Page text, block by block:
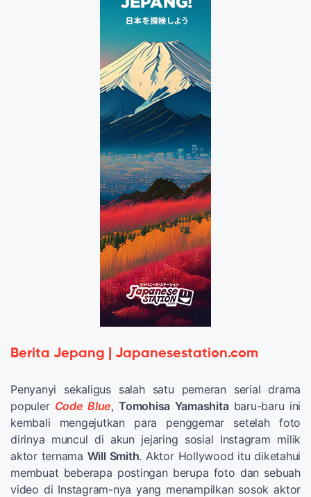
Berita Jepang | Japanesestation.com
Penyanyi sekaligus salah satu pemeran serial drama
populer Code Blue,Tomohisa Yamashitabaru-baru ini
kembali mengejutkan para penggemar setelah foto
dirinya muncul di akun jejaring sosial Instagram milik
aktor ternama Will Smith. Aktor Hollywood itu diketahui
membuat beberapa postingan berupa foto dan sebuah
video di Instagram-nya yang menampilkan sosok aktor